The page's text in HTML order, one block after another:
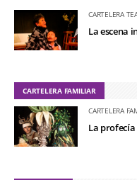
CARTELERA
La escena
CARTELERA FAMILIAR
CARTELERA
La